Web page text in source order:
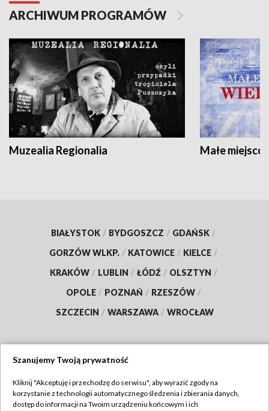
ARCHIWUM PROGRAMÓW
Muzealia Regionalia Małe
BIAŁYSTOK / BYDGOSZCZ / GDAŃSK /
GORZÓW WLKP. / KATOWICE / KIELCE /
KRAKÓW / LUBLIN / ŁÓDŹ / OLSZTYN /
OPOLE / POZNAŃ / RZESZÓW /
SZCZECIN / WARSZAWA / WROCŁAW
TVP
Szanujemy Twoją prywatność
Kliknij "Akceptuję i przechodzę do serwisu", aby wyrazić zgody na
korzystanie z technologii automatycznego śledzenia i zbierania danych,
dostęp do informacji na Twoim urządzeniu końcowym i ich